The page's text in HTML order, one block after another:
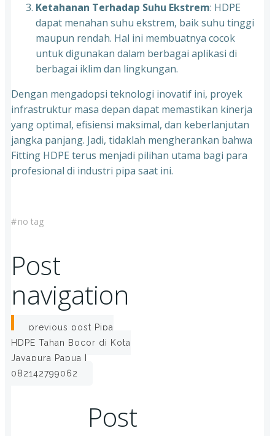
Ketahanan Terhadap Suhu Ekstrem: HDPE
dapat menahan suhu ekstrem, baik suhu tinggi
maupun rendah. Hal ini membuatnya cocok
untuk digunakan dalam berbagai aplikasi di
berbagai iklim dan lingkungan.
Dengan mengadopsi teknologi inovatif ini, proyek
infrastruktur masa depan dapat memastikan kinerja
yang optimal, efisiensi maksimal, dan keberlanjutan
jangka panjang. Jadi, tidaklah mengherankan bahwa
Fitting HDPE terus menjadi pilihan utama bagi para
profesional di industri pipa saat ini.
#no tag
Post
navigation
previous post Pipa
HDPE Tahan Bocor di Kota
Jayapura Papua |
082142799062
Post